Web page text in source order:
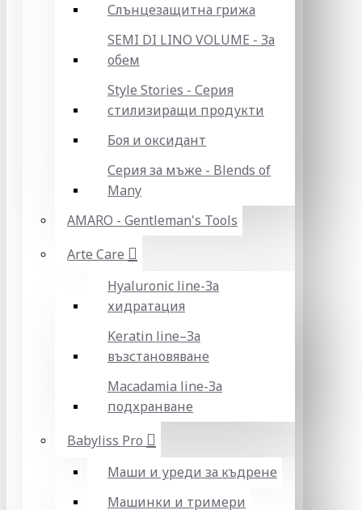
Слънцезащитна грижа
SEMI DI LINO VOLUME - За
обем
Style Stories - Серия
стилизиращи продукти
Боя и оксидант
Серия за мъже - Blends of
Many
AMARO - Gentleman's Tools
Arte Care
Hyaluronic line-За
хидратация
Keratin line–За
възстановяване
Macadamia line-За
подхранване
Babyliss Pro
Маши и уреди за къдрене
Машинки и тримери